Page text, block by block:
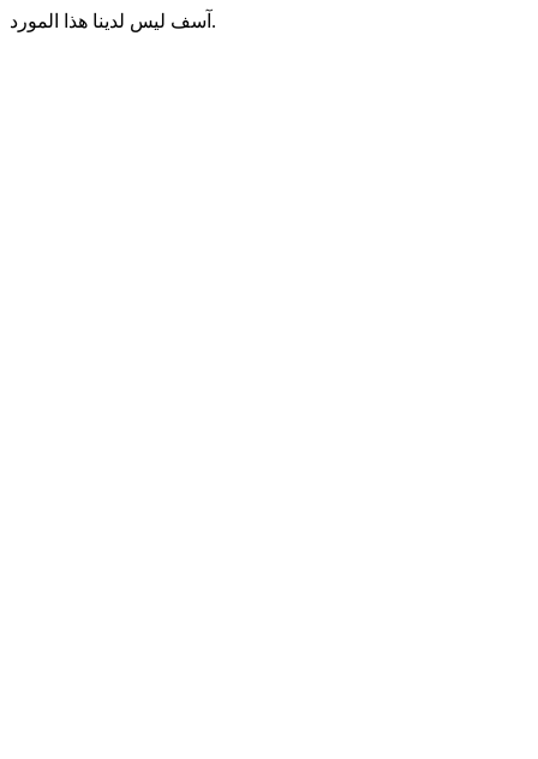
آسف ليس لدينا هذا المورد.